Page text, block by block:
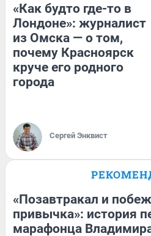
«Как будто где-то в
Лондоне»: журналист
из Омска — о том,
почему Красноярск
круче его родного
города
Сергей Энквист
«Позавтракал и
привычка»: история
марафонца